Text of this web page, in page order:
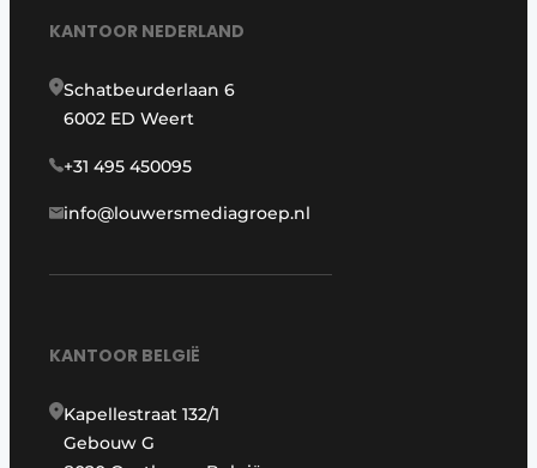
KANTOOR NEDERLAND
Schatbeurderlaan 6
6002 ED Weert
+31 495 450095
info@louwersmediagroep.nl
KANTOOR BELGIË
Kapellestraat 132/1
Gebouw G